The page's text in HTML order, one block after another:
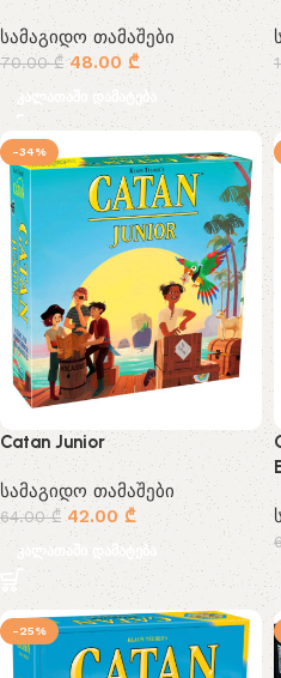
სამაგიდო თამაშები
70.00₾ 48.00 ₾
კალათაში დამატება
-34%
Catan Junior
სამაგიდო თამაშები
64.00₾ 42.00 ₾
კალათაში დამატება
-25%